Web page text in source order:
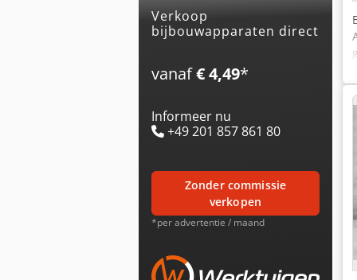
Verkoop
bijbouwapparaten direct
vanaf€ 4,49*
Informeer nu
+49 201 857 861 80
zonder commissie
verkopen
*per advertentie / maand